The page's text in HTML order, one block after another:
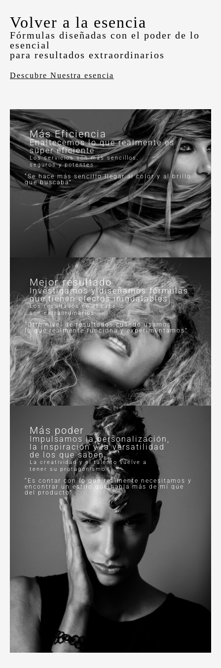
Volver a la esencia
Fórmulas diseñadas con el poder de lo
esencial
para resultados extraordinarios
Descubre Nuestra esencia
Más Eficiencia
Enaltecemos lo que realmente es
súper eficiente
Los servicios son más sencillos,
seguros y potentes
“Se hace más sencillo llegar al color y al brillo
que buscaba”
Mejor resultado
Investigamos y diseñamos fórmulas
que tienen efectos inigualables
Los resultados en el cabello
son extraordinarios
“Otro nivel de resultados cuando usamos
lo que realmente funciona y experimentamos”
Más poder
Impulsamos la personalización,
la inspiración y la versatilidad
de los que saben
La creatividad y el talento vuelve a
tener su protagonismo
“Es contar con lo que realmente necesitamos y
encontrar un estilo que habla más de mí que
del producto”